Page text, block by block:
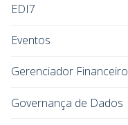
EDI7
Eventos
Gerenciador Financeiro
Governança de Dados